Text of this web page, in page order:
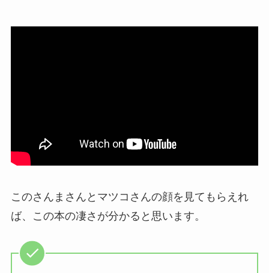
このさんまさんとマツコさんの顔を見てもらえれ
ば、この本の凄さが分かると思います。